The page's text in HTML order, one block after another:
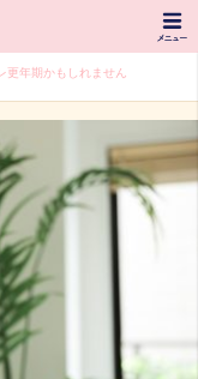
更年期かもしれません